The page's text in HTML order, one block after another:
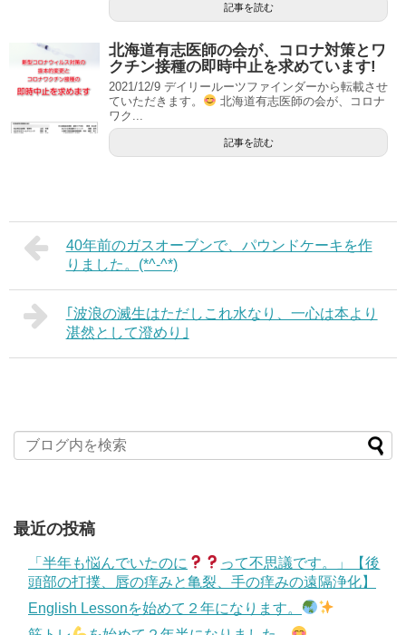
記事を読む
北海道有志医師の会が、コロナ対策とワ
クチン接種の即時中止を求めています!
2021/12/9 デイリールーツファインダーから転載させ
ていただきます。
北海道有志医師の会が、コロナ
ワク...
記事を読む
40年前のガスオーブンで、パウンドケーキを作
りました。(*^-^*)
｢波浪の滅生はただしこれ水なり、一心は本より
湛然として澄めり｣
最近の投稿
「半年も悩んでいたのに
って不思議です。」【後
頭部の打撲、唇の痒みと亀裂、手の痒みの遠隔浄化】
English Lessonを始めて２年になります。